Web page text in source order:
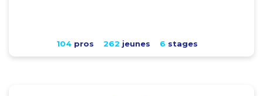
104pros 262 jeunes 6 stages